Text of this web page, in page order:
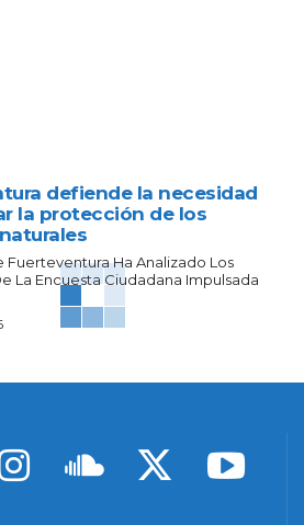
defiende la necesidad
la protección de los
Fuerteventura Ha Analizado Los
La Encuesta Ciudadana Impulsada